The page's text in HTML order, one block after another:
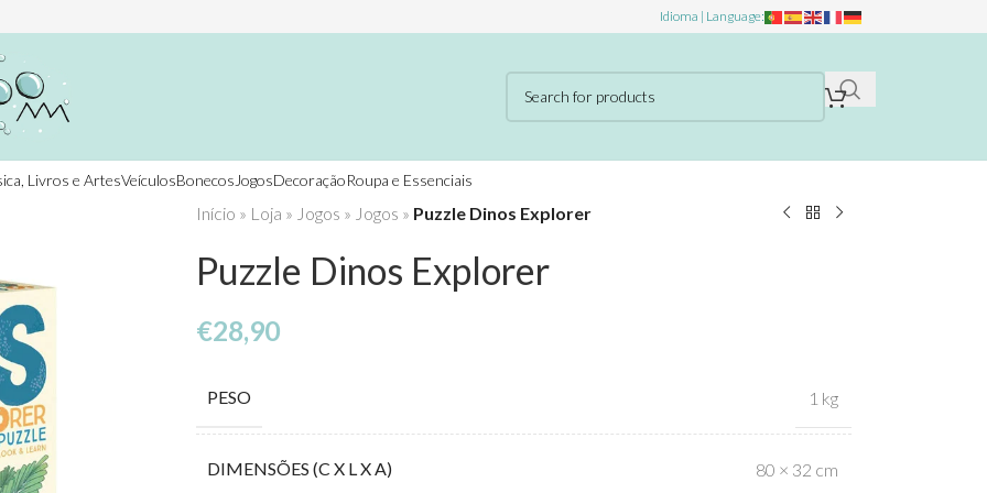
Idioma | Language:
Livros e ArtesVeículosBonecos JogosDecoraçãoRoupa e Essenciais
Início » Loja » Jogos » Jogos » Puzzle Dinos Explorer
Puzzle Dinos Explorer
€28,90
PESO 1 kg
DIMENSÕES (C X L X A) 80 × 32 cm